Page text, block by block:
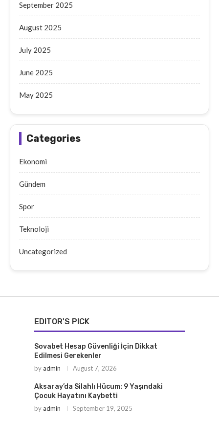
September 2025
August 2025
July 2025
June 2025
May 2025
Categories
Ekonomi
Gündem
Spor
Teknoloji
Uncategorized
EDITOR'S PICK
Sovabet Hesap Güvenliği İçin Dikkat
Edilmesi Gerekenler
byadmin August 7, 2026
Aksaray’da Silahlı Hücum: 9 Yaşındaki
Çocuk Hayatını Kaybetti
byadmin September 19, 2025